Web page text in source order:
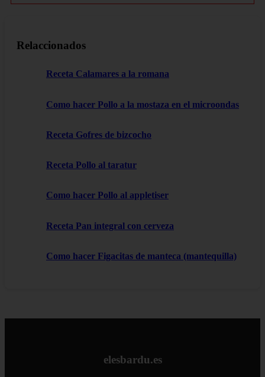
Relaccionados
Receta Calamares a la romana
Como hacer Pollo a la mostaza en el microondas
Receta Gofres de bizcocho
Receta Pollo al taratur
Como hacer Pollo al appletiser
Receta Pan integral con cerveza
Como hacer Figacitas de manteca (mantequilla)
elesbardu.es